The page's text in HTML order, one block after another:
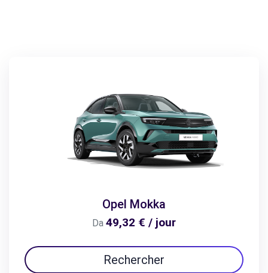
Opel Mokka
Da 49,32 € / jour
Rechercher